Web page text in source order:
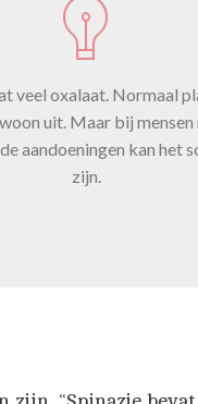
veel oxalaat. Normaal
uit. Maar bij mensen
aandoeningen kan het
zijn.